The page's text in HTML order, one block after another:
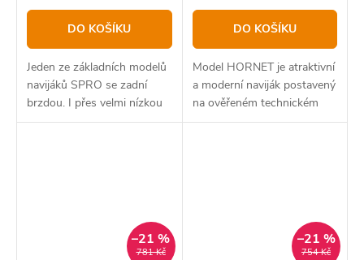
DO KOŠÍKU
Jeden ze základních modelů
navijáků SPRO se zadní
brzdou. I přes velmi nízkou
cenu je naviják osazen
DO KOŠÍKU
Model HORNET je atraktivní
a moderní naviják postavený
na ověřeném technickém
základě.
781 Kč
–21 %
754 Kč
–21 %